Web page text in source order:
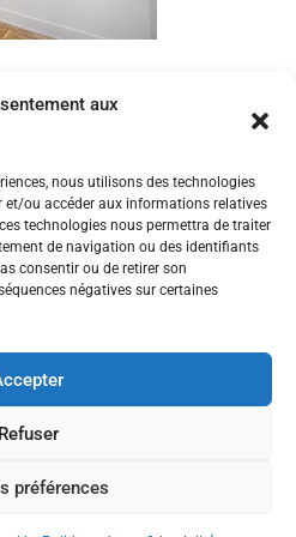
aux
nous utilisons des technologies
et/ou accéder aux informations relatives
technologies nous permettra de traiter
de navigation ou des identifiants
consentir ou de retirer son
négatives sur certaines
Refuser
préférences
Fairway Group - Cyber Rooster